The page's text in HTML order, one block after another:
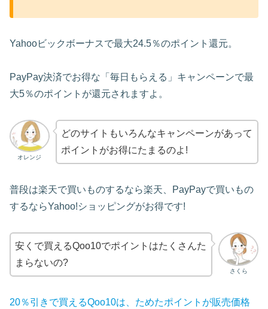
Yahooビックボーナスで最大24.5％のポイント還元。
PayPay決済でお得な「毎日もらえる」キャンペーンで最
大5％のポイントが還元されますよ。
オレンジ
どのサイトもいろんなキャンペーンがあって
ポイントがお得にたまるのよ!
普段は楽天で買いものするなら楽天、PayPayで買いもの
するならYahoo!ショッピングがお得です!
さくら
安くで買えるQoo10でポイントはたくさんた
まらないの?
20％引きで買えるQoo10は、ためたポイントが販売価格